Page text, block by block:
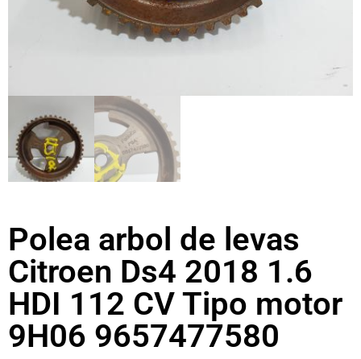
Polea arbol de levas
Citroen Ds4 2018 1.6
HDI 112 CV Tipo motor
9H06 9657477580